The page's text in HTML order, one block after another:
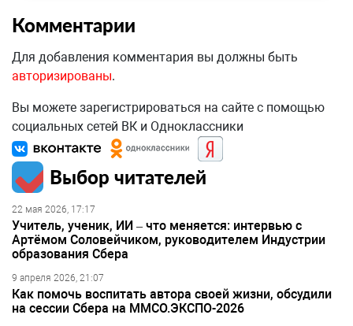
Комментарии
Для добавления комментария вы должны быть
авторизированы.
Вы можете зарегистрироваться на сайте с помощью
социальных сетей ВК и Одноклассники
Выбор читателей
22 мая 2026, 17:17
Учитель, ученик, ИИ – что меняется: интервью с
Артёмом Соловейчиком, руководителем Индустрии
образования Сбера
9 апреля 2026, 21:07
Как помочь воспитать автора своей жизни, обсудили
на сессии Сбера на ММСО.ЭКСПО-2026